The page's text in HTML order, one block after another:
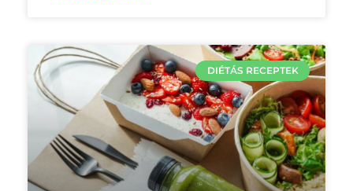
DIÉTÁS RECEPTEK